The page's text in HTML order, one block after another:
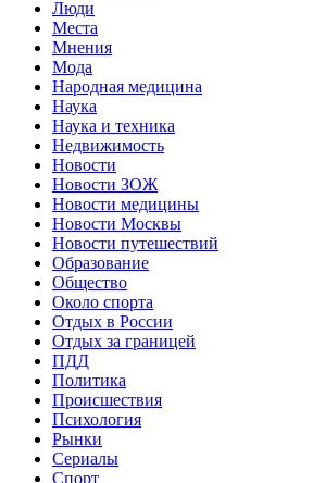
Люди
Места
Мнения
Мода
Народная медицина
Наука
Наука и техника
Недвижимость
Новости
Новости ЗОЖ
Новости медицины
Новости Москвы
Новости путешествий
Образование
Общество
Около спорта
Отдых в России
Отдых за границей
ПДД
Политика
Происшествия
Психология
Рынки
Сериалы
Спорт